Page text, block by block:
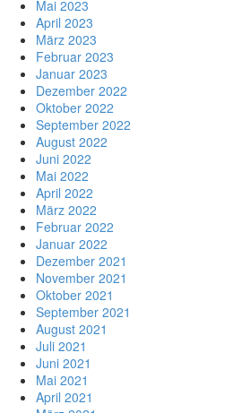
Mai 2023
April 2023
März 2023
Februar 2023
Januar 2023
Dezember 2022
Oktober 2022
September 2022
August 2022
Juni 2022
Mai 2022
April 2022
März 2022
Februar 2022
Januar 2022
Dezember 2021
November 2021
Oktober 2021
September 2021
August 2021
Juli 2021
Juni 2021
Mai 2021
April 2021